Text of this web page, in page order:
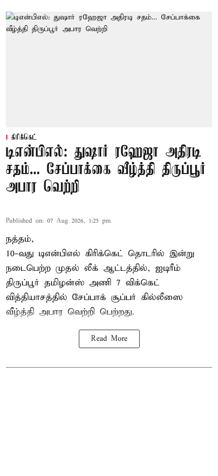
கிரிக்கெட்
டிஎன்பிஎல்: துஷார் ரஹேஜா அதிரடி
சதம்... சேப்பாக்கை வீழ்த்தி திருப்பூர்
அபார வெற்றி
Published on: 07 Aug 2026, 1:25 pm
நத்தம்,
10-வது டிஎன்பிஎல் கிரிக்கெட் தொடரில் இன்று
நடைபெற்ற முதல் லீக் ஆட்டத்தில், ஐடிரீம்
திருப்பூர் தமிழன்ஸ் அணி 7 விக்கெட்
வித்தியாசத்தில் சேப்பாக் சூப்பர் கில்லீஸை
வீழ்த்தி அபார வெற்றி பெற்றது.
Read More